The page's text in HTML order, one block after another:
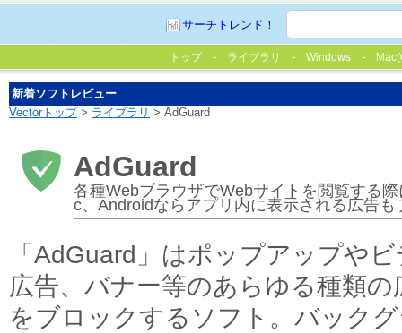
サーチトレンド！
トップ ライブラリ Windows
新着ソフトレビュー
Vectorトップ> ライブラリ > AdGuard
AdGuard
各種WebブラウザでWebサイトを閲覧する
c、Androidならアプリ内に表示される広告も
「AdGuard」はポップアップや
広告、バナー等のあらゆる種類の
をブロックするソフト。バック